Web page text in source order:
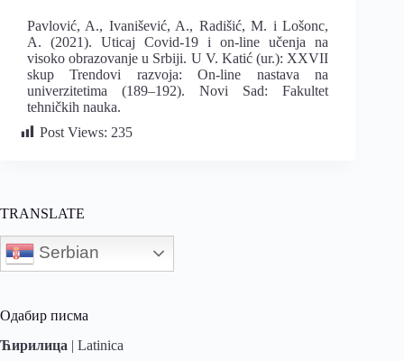
Pavlović, A., Ivanišević, A., Radišić, M. i Lošonc,
A. (2021). Uticaj Covid-19 i on-line učenja na
visoko obrazovanje u Srbiji. U V. Katić (ur.): XXVII
skup Trendovi razvoja: On-line nastava na
univerzitetima (189–192). Novi Sad: Fakultet
tehničkih nauka.
Post Views: 235
TRANSLATE
Serbian
Одабир писма
Ћирилица | Latinica